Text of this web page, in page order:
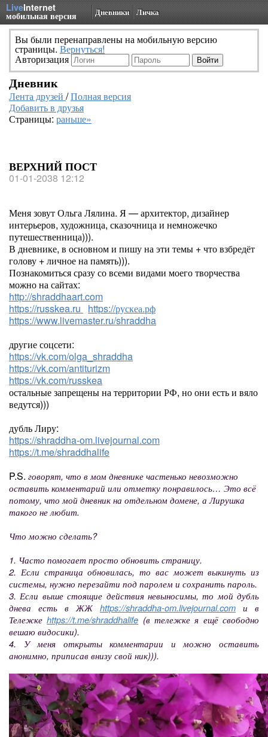
LiveInternet
мобильная версия Дневники Личка
Вы были перенаправлены на мобильную версию
страницы. Вернуться!
Авторизация
Дневник
Лента друзей /Полная версия
Добавить в друзья
Страницы: раньше»
ВЕРХНИЙ ПОСТ
01-01-2038 12:12
Меня зовут Ольга Лялина. Я — архитектор, дизайнер
интерьеров, художница, сказочница и немножечко
путешественница))).
В дневнике, в основном и пишу на эти темы + что взбредёт
голову + личное на память))).
Познакомиться сразу со всеми видами моего творчества
можно на сайтах:
http://shraddhaart.com
https://russkea.ru
https://рускеа.рф
https://www.livemaster.ru/shraddha
другие соцсети:
https://vk.com/olga_shraddha
https://vk.com/antiturizm
https://vk.com/russkea
остальные запрещены на территории РФ, но они есть и вяло
ведутся)))
дубль Лиру:
https://shraddha-om.livejournal.com
https://t.me/shraddhalife
P.S. говорят, что в мом дневнике частенько невозможно
оставить комментарий или отметку понравилось… Это всё
потому, что мой дневник на отдельном домене, а Лирушка
такого не любит.
Что можно сделать?
1. Часто помогает просто обновить страницу.
2. Если страница обновилась, то вас может выкинуть из
системы, нужно перезайти под паролем и сохранить пароль.
3. Если выше стоящие действия невыносимы, то мой дубль
днева есть в ЖЖ https://shraddha-om.livejournal.com и в
Тележкеhttps://t.me/shraddhalife (в тележке я ещё свободно
вешаю видосики).
4. У меня открыты комментарии и можно оставить
анонимно, приписав внизу свой ник))).